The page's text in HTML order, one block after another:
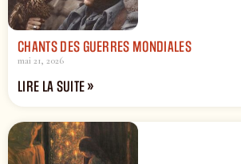
CHANTS DES GUERRES MONDIALES
mai 21, 2026
LIRE LA SUITE »